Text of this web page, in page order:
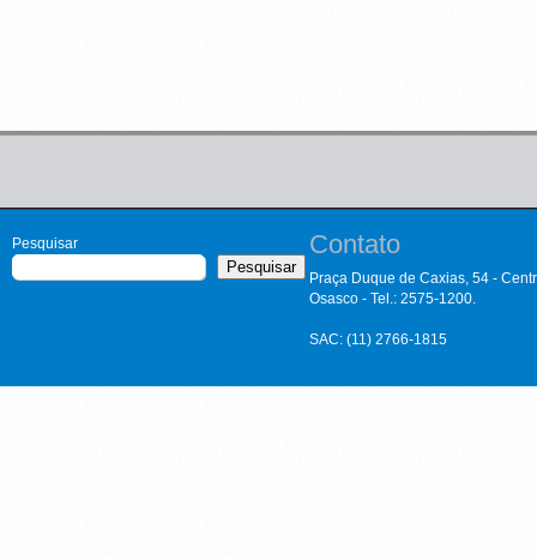
Pesquisar
Pesquisar
Contato
Praça Duque de Caxias, 54 -
Osasco - Tel.: 2575-1200.
SAC: (11) 2766-1815